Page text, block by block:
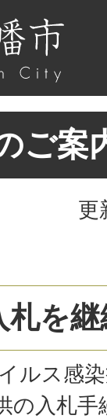
ご案
更
を
ルス感
の入札